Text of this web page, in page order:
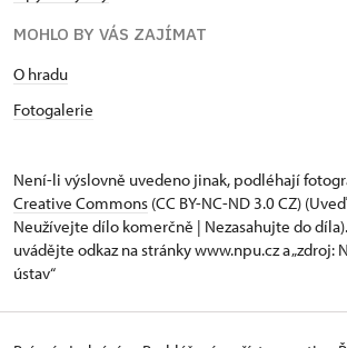
MOHLO BY VÁS ZAJÍMAT
O hradu
Fotogalerie
Není-li výslovně uvedeno jinak, podléhají
Creative Commons (CC BY-NC-ND 3.0 CZ)
Neužívejte dílo komerčně | Nezasahujte do
uvádějte odkaz na stránky www.npu.cz a „zdroj:
ústav“